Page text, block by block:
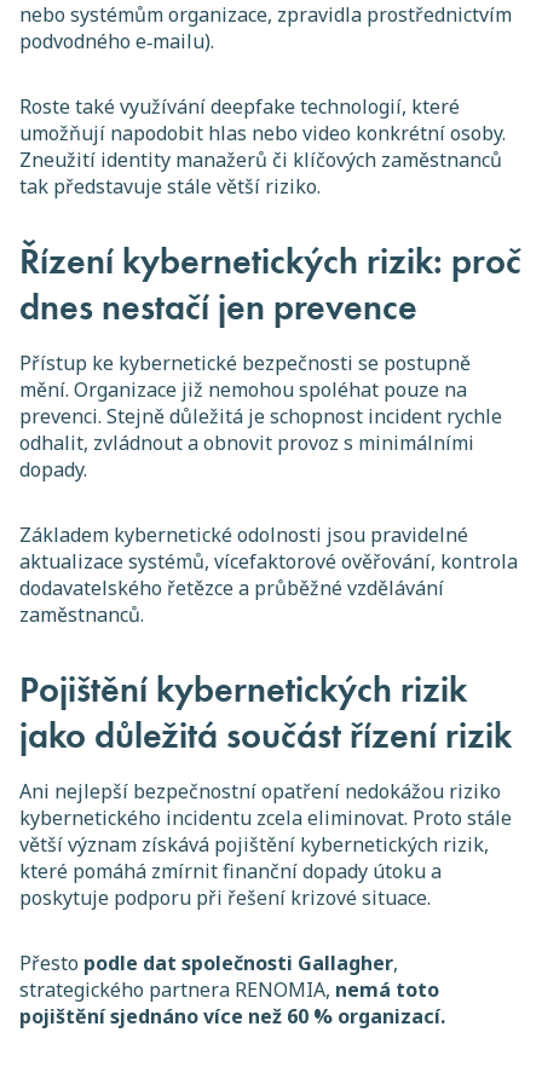
nebo systémům organizace, zpravidla prostřednictvím
podvodného e‑mailu).
Roste také využívání deepfake technologií, které
umožňují napodobit hlas nebo video konkrétní osoby.
Zneužití identity manažerů či klíčových zaměstnanců
tak představuje stále větší riziko.
Řízení kybernetických rizik: proč
dnes nestačí jen prevence
Přístup ke kybernetické bezpečnosti se postupně
mění. Organizace již nemohou spoléhat pouze na
prevenci. Stejně důležitá je schopnost incident rychle
odhalit, zvládnout a obnovit provoz s minimálními
dopady.
Základem kybernetické odolnosti jsou pravidelné
aktualizace systémů, vícefaktorové ověřování, kontrola
dodavatelského řetězce a průběžné vzdělávání
zaměstnanců.
Pojištění kybernetických rizik
jako důležitá součást řízení rizik
Ani nejlepší bezpečnostní opatření nedokážou riziko
kybernetického incidentu zcela eliminovat. Proto stále
větší význam získává pojištění kybernetických rizik,
které pomáhá zmírnit finanční dopady útoku a
poskytuje podporu při řešení krizové situace.
Přesto podle dat společnosti Gallagher,
strategického partnera RENOMIA, nemá toto
pojištění sjednáno více než 60 % organizací.